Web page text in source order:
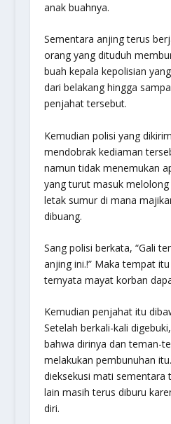
anak buahnya.
Sementara anjing terus
orang yang dituduh
buah kepala kepolisian
dari belakang hingga
penjahat tersebut.
Kemudian polisi yang
mendobrak kediaman
namun tidak menemukan
yang turut masuk
letak sumur di mana
dibuang.
Sang polisi berkata, “Gali
anjing ini.!” Maka tempat
ternyata mayat korban
Kemudian penjahat itu
Setelah berkali-kali
bahwa dirinya dan teman-
melakukan pembunuhan
dieksekusi mati sementara
lain masih terus diburu
diri.